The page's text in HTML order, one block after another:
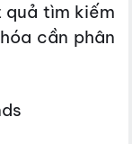
quả tìm kiếm
cần phân